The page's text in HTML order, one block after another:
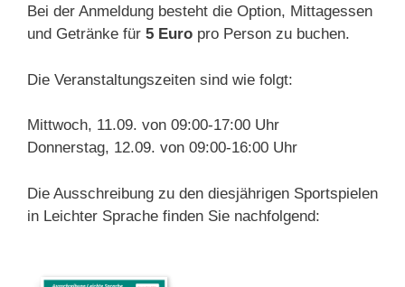
Bei der Anmeldung besteht die Option, Mittagessen
und Getränke für 5 Euro pro Person zu buchen.
Die Veranstaltungszeiten sind wie folgt:
Mittwoch, 11.09. von 09:00-17:00 Uhr
Donnerstag, 12.09. von 09:00-16:00 Uhr
Die Ausschreibung zu den diesjährigen Sportspielen
in Leichter Sprache finden Sie nachfolgend: